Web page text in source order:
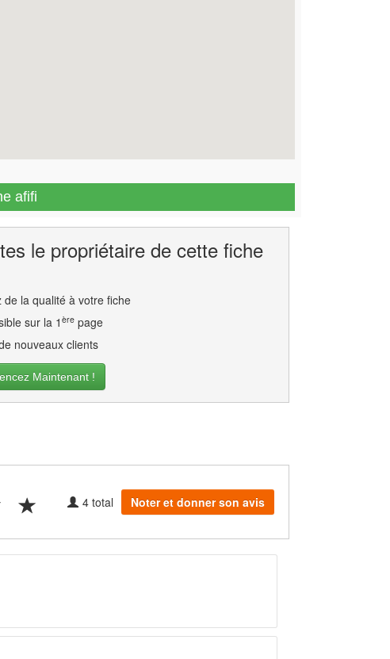
afifi
le propriétaire de cette fiche
la qualité à votre fiche
sur la 1èrepage
nouveaux clients
Maintenant !
4total Noter et donner son avis